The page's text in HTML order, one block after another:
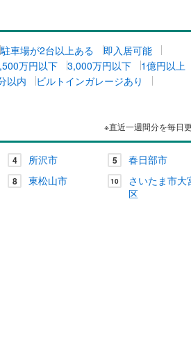
駐車場が2台以上ある
即入居可能
万円以下 3,000万円以下
1億円以上
以内
ビルトインガレージあり
※直近一週間分を毎日
4 所沢市 5 春日部市
8 東松山市 10
さいたま市大
区